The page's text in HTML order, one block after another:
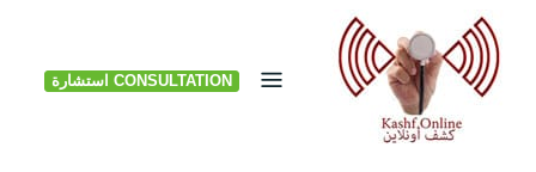
Skip
content
CONSULTATION استشارة